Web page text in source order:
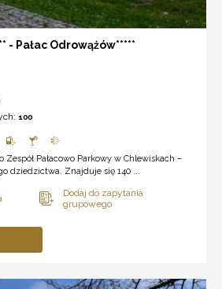
- Pałac Odrowążów*****
100
Zespół Pałacowo Parkowy w Chlewiskach –
dziedzictwa. Znajduje się 140 ...